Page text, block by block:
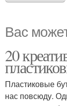
Вас
20
Пластиковые
нас повсюду.